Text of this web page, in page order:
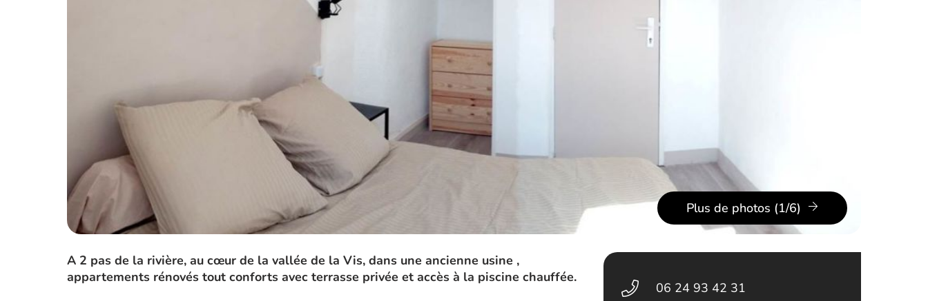
Plus de photos (1/6)
A 2 pas de la rivière, au cœur de la vallée de la Vis, dans une ancienne usine ,
appartements rénovés tout conforts avec terrasse privée et accès à la piscine chauffée.
06 24 93 42 31